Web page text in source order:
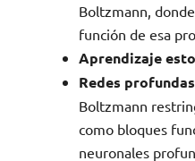
Boltzmann,
función de esa
Aprendizaje
Redes
Boltzmann
como bloques
neuronales